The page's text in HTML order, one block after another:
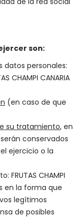
son:
datos personales:
CHAMPI CANARIA
(en caso de que
su tratamiento, en
conservados
el ejercicio o la
FRUTAS CHAMPI
en la forma que
legítimos
de posibles